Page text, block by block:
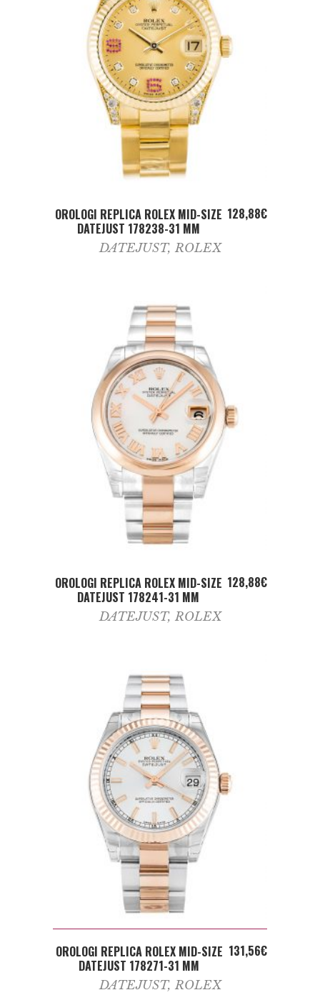
ADD TO CART
OROLOGI REPLICA ROLEX MID-SIZE
DATEJUST 178238-31 MM
128,88€
DATEJUST, ROLEX
ADD TO CART
OROLOGI REPLICA ROLEX MID-SIZE
DATEJUST 178241-31 MM
128,88€
DATEJUST, ROLEX
ADD TO CART
OROLOGI REPLICA ROLEX MID-SIZE
DATEJUST 178271-31 MM
131,56€
DATEJUST, ROLEX